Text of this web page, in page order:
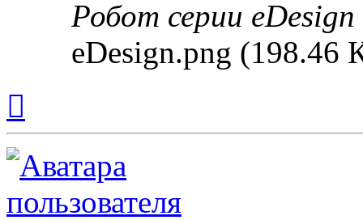
Робот серии eDesign
eDesign.png (198.46
началу